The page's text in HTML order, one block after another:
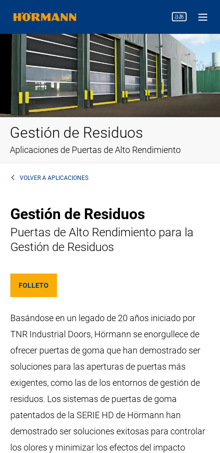
Gestión de Residuos
Aplicaciones de Puertas de Alto Rendimiento
VOLVER AAPLICACIONES
Gestión de Residuos
Puertas de Alto Rendimiento para la
Gestión de Residuos
FOLLETO
Basándose en un legado de 20 años iniciado por
TNR Industrial Doors, Hörmann se enorgullece de
ofrecer puertas de goma que han demostrado ser
soluciones para las aperturas de puertas más
exigentes, como las de los entornos de gestión de
residuos. Los sistemas de puertas de goma
patentados de la SERIE HD de Hörmann han
demostrado ser soluciones exitosas para controlar
los olores y minimizar los efectos del impacto